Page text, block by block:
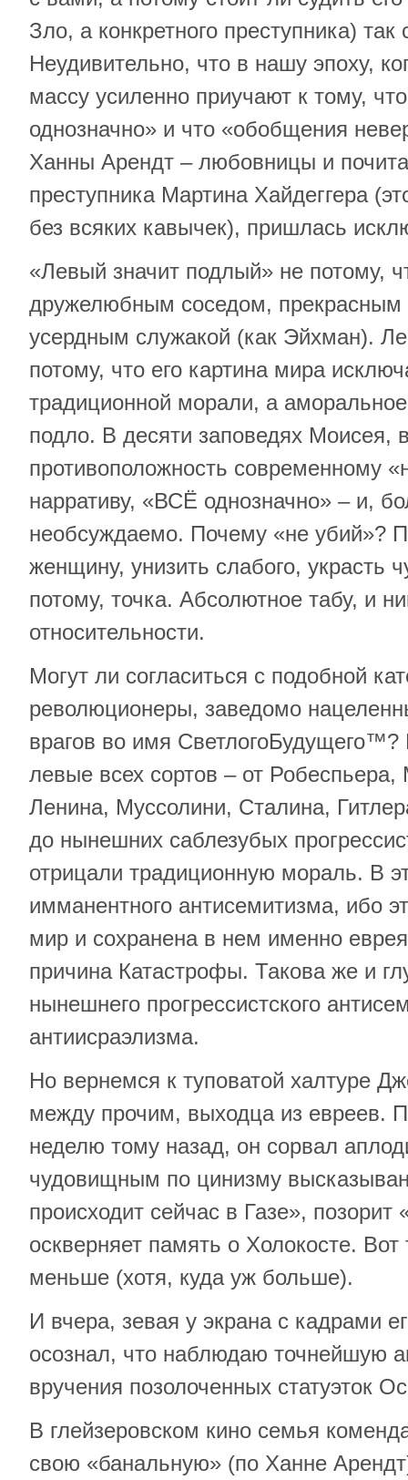
Зло, а конкретного преступника) так
Неудивительно, что в нашу эпоху,
массу усиленно приучают к тому,
однозначно» и что «обобщения
Ханны Арендт – любовницы и
преступника Мартина Хайдеггера
без всяких кавычек), пришлась
«Левый значит подлый» не потому,
дружелюбным соседом, прекрасным
усердным служакой (как Эйхман).
потому, что его картина мира
традиционной морали, а
подло. В десяти заповедях Моисея,
противоположность современному
нарративу, «ВСЁ однозначно» – и,
необсуждаемо. Почему «не убий»?
женщину, унизить слабого, украсть
потому, точка. Абсолютное табу, и
относительности.
Могут ли согласиться с подобной
революционеры, заведомо
врагов во имя СветлогоБудущего™?
левые всех сортов – от
Ленина, Муссолини, Сталина,
до нынешних саблезубых
отрицали традиционную мораль. В
имманентного антисемитизма, ибо
мир и сохранена в нем именно
причина Катастрофы. Такова же и
нынешнего прогрессистского
антиисраэлизма.
Но вернемся к туповатой халтуре
между прочим, выходца из евреев.
неделю тому назад, он сорвал
чудовищным по цинизму
происходит сейчас в Газе»,
оскверняет память о Холокосте.
меньше (хотя, куда уж больше).
И вчера, зевая у экрана с кадрами
осознал, что наблюдаю точнейшую
вручения позолоченных статуэток
В глейзеровском кино семья
свою «банальную» (по Ханне